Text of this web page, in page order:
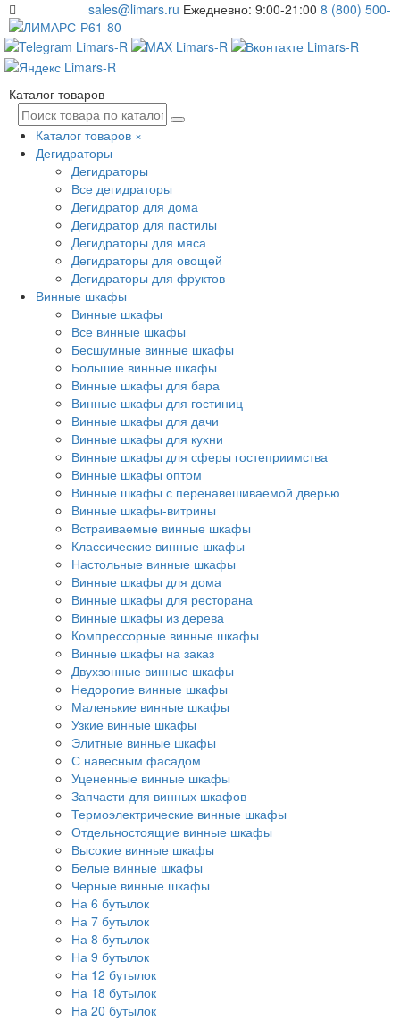
sales@limars.ru Ежедневно: 9:00-21:00 8 (800) 500-
61-80
Каталог товаров
Каталог товаров ×
Дегидраторы
Дегидраторы
Все дегидраторы
Дегидратор для дома
Дегидратор для пастилы
Дегидраторы для мяса
Дегидраторы для овощей
Дегидраторы для фруктов
Винные шкафы
Винные шкафы
Все винные шкафы
Бесшумные винные шкафы
Большие винные шкафы
Винные шкафы для бара
Винные шкафы для гостиниц
Винные шкафы для дачи
Винные шкафы для кухни
Винные шкафы для сферы гостеприимства
Винные шкафы оптом
Винные шкафы с перенавешиваемой дверью
Винные шкафы-витрины
Встраиваемые винные шкафы
Классические винные шкафы
Настольные винные шкафы
Винные шкафы для дома
Винные шкафы для ресторана
Винные шкафы из дерева
Компрессорные винные шкафы
Винные шкафы на заказ
Двухзонные винные шкафы
Недорогие винные шкафы
Маленькие винные шкафы
Узкие винные шкафы
Элитные винные шкафы
С навесным фасадом
Уцененные винные шкафы
Запчасти для винных шкафов
Термоэлектрические винные шкафы
Отдельностоящие винные шкафы
Высокие винные шкафы
Белые винные шкафы
Черные винные шкафы
На 6 бутылок
На 7 бутылок
На 8 бутылок
На 9 бутылок
На 12 бутылок
На 18 бутылок
На 20 бутылок